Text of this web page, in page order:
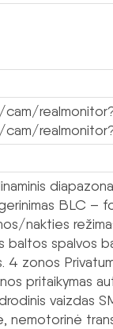
cam/
cam/
BLC –
nakties
baltos spalvos
4 zonos
pritaikymas
vaizdas
nemotorinė